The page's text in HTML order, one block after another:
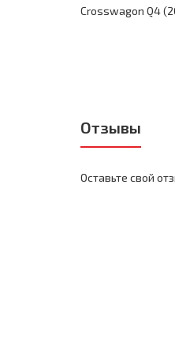
Crosswagon Q4
Отзывы
Оставьте свой